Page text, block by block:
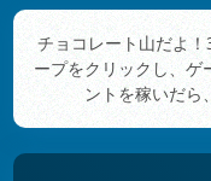
チョコレート山だよ
ープをクリックし、ゲ
ントを稼いだら